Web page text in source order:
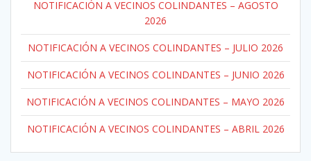
NOTIFICACIÓN A VECINOS COLINDANTES – AGOSTO
2026
NOTIFICACIÓN A VECINOS COLINDANTES – JULIO 2026
NOTIFICACIÓN A VECINOS COLINDANTES – JUNIO 2026
NOTIFICACIÓN A VECINOS COLINDANTES – MAYO 2026
NOTIFICACIÓN A VECINOS COLINDANTES – ABRIL 2026